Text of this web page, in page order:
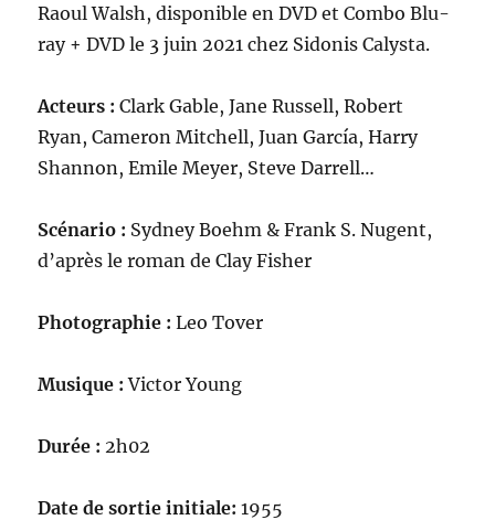
Raoul Walsh, disponible en DVD et Combo Blu-
ray + DVD le 3 juin 2021 chez Sidonis Calysta.
Acteurs : Clark Gable, Jane Russell, Robert
Ryan, Cameron Mitchell, Juan García, Harry
Shannon, Emile Meyer, Steve Darrell…
Scénario : Sydney Boehm & Frank S. Nugent,
d’après le roman de Clay Fisher
Photographie : Leo Tover
Musique :Victor Young
Durée : 2h02
Date de sortie initiale: 1955